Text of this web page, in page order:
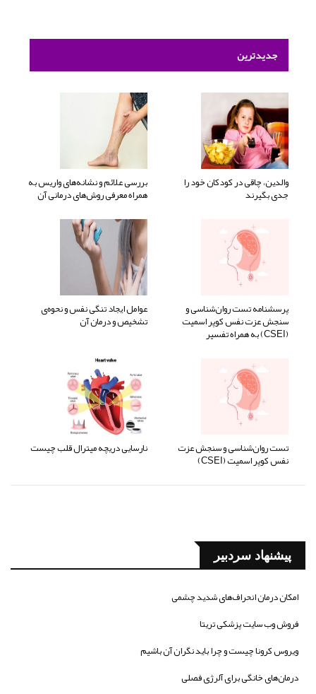
جدیدترین
والدین، چاقی در کودکان خود را
جدی بگیرند
بررسی علائم و نشانه‌های واریس به
همراه معرفی روش‌های درمانی آن
پرسشنامه تست روان‌شناسی و
سنجش عزت نفس کوپر اسمیت
(CSEI) به همراه تفسیر
عوامل ایجاد تنگی نفس و نحوه‌ی
تشخیص و درمان آن
تست روان‌شناسی و سنجش عزت
نفس کوپر اسمیت (CSEI)
نارسایی دریچه میترال قلب چیست
پیشنهاد سردبیر
امکان درمان انحراف‌های شدید چشمی
فروش وب سایت پزشکی تریتا
ویروس کرونا چیست و چرا باید نگران آن باشیم
درمان‌های خانگی برای آلرژی فصلی